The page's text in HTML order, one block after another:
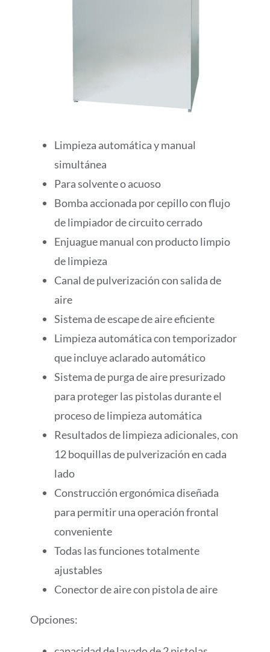
Limpieza automática y manual
simultánea
Para solvente o acuoso
Bomba accionada por cepillo con flujo
de limpiador de circuito cerrado
Enjuague manual con producto limpio
de limpieza
Canal de pulverización con salida de
aire
Sistema de escape de aire eficiente
Limpieza automática con temporizador
que incluye aclarado automático
Sistema de purga de aire presurizado
para proteger las pistolas durante el
proceso de limpieza automática
Resultados de limpieza adicionales, con
12 boquillas de pulverización en cada
lado
Construcción ergonómica diseñada
para permitir una operación frontal
conveniente
Todas las funciones totalmente
ajustables
Conector de aire con pistola de aire
Opciones: